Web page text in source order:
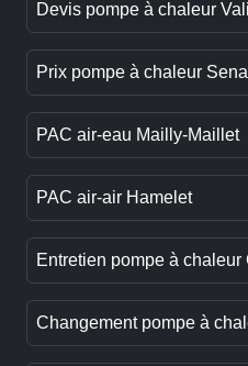
Devis pompe à chaleur
Prix pompe à chaleur
PAC air-eau Mailly-Maillet
PAC air-air Hamelet
Entretien pompe à chaleur
Changement pompe à